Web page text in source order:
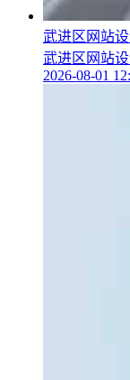
武进区网站
武进区网站
2026-08-01